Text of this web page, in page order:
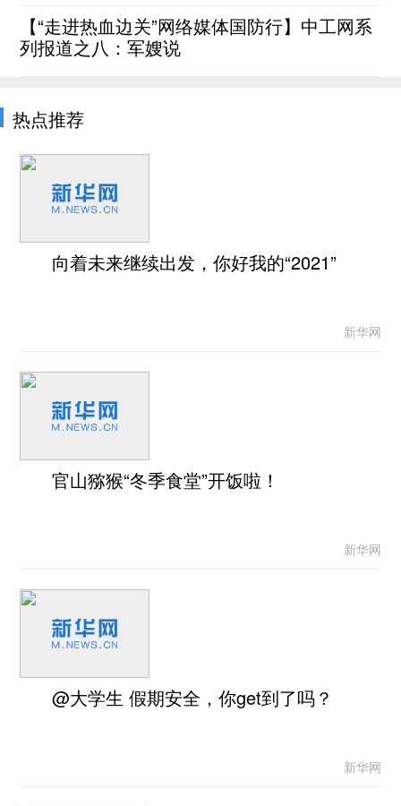
【“走进热血边关”网络媒体国防行】中工网系
列报道之八：军嫂说
热点推荐
向着未来继续出发，你好我的“2021”
新华网
官山猕猴“冬季食堂”开饭啦！
新华网
@大学生 假期安全，你get到了吗？
新华网